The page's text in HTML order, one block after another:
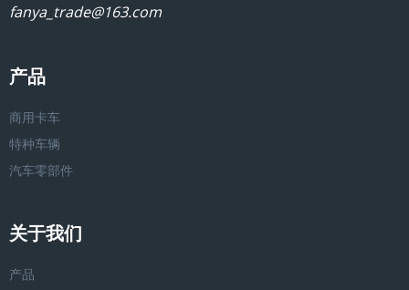
fanya_trade@163.com
产品
商用卡车
特种车辆
汽车零部件
关于我们
产品